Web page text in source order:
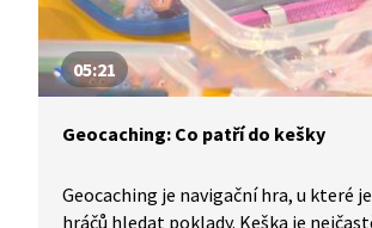
telefon. Souřadnice keše najdete na
webu hry geocaching.com.
05:21
Geocaching: Co patří do kešky
Geocaching je navigační hra, u které
hráčů hledat poklady. Keška je